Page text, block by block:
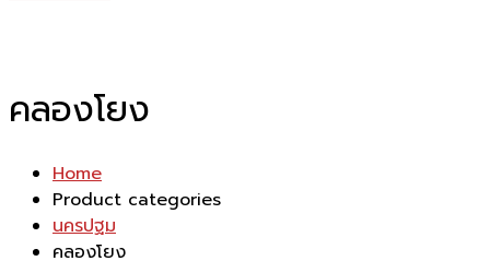
คลองโยง
Home
Product categories
นครปฐม
คลองโยง